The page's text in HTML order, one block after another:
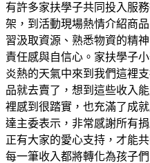
有許多家扶學子共同投入服
架，到活動現場熱情介紹商
習汲取資源、熟悉物資的精
責任感與自信心。家扶學子
炎熱的天氣中來到我們這裡
品就去賣了，想到這些收入
裡感到很踏實，也充滿了成
達主委表示，非常感謝所有
正有大家的愛心支持，才能
每一筆收入都將轉化為孩子